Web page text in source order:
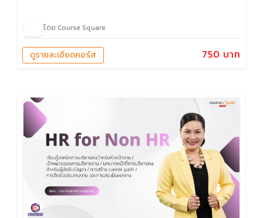
โดย Course Square
750 บาท
ดูรายละเอียดคอร์ส